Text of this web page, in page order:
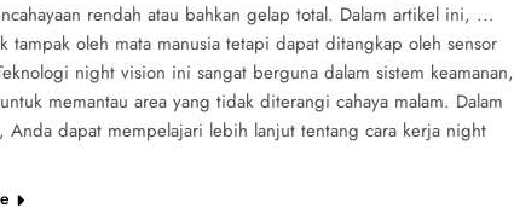
rendah atau bahkan gelap total. Dalam artikel ini, ...
tampak oleh mata manusia tetapi dapat ditangkap oleh sensor
night vision ini sangat berguna dalam sistem keamanan,
memantau area yang tidak diterangi cahaya malam. Dalam
Anda dapat mempelajari lebih lanjut tentang cara kerja night